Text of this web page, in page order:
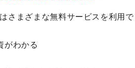
さまざまな無料サービスを利用
がわかる